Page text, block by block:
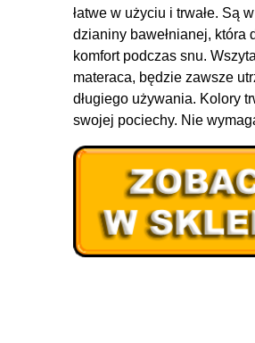
łatwe w użyciu i trwałe. Są
dzianiny bawełnianej,
komfort podczas snu.
materaca, będzie zawsze
długiego używania. Kolory
swojej pociechy. Nie